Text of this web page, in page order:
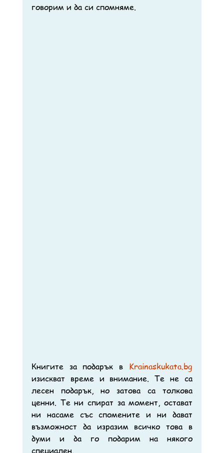
говорим и да си спомняме.
Книгите за подарък в Krainaskukata.bg
изискват време и внимание. Те не са
лесен подарък, но затова са толкова
ценни. Те ни спират за момент, остават
ни насаме със спомените и ни дават
възможност да изразим всичко това в
думи и да го подарим на някого
специален.